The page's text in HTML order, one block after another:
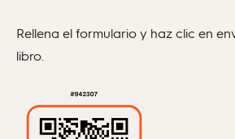
Rellena el formulario y haz clic en
libro.